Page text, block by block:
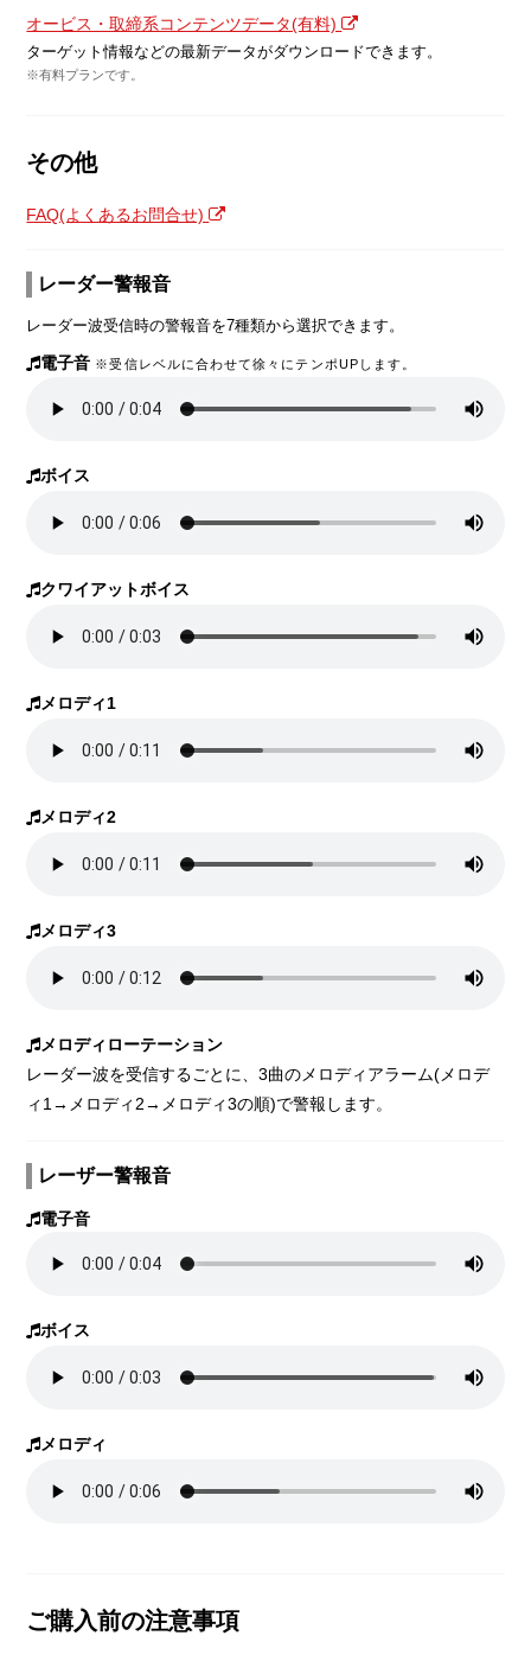
オービス・取締系コンテンツデータ(有料)
ターゲット情報などの最新データがダウンロードできます。
※有料プランです。
その他
FAQ(よくあるお問合せ)
レーダー警報音
レーダー波受信時の警報音を7種類から選択できます。
電子音 ※受信レベルに合わせて徐々にテンポUPします。
ボイス
クワイアットボイス
メロディ1
メロディ2
メロディ3
メロディローテーション
レーダー波を受信するごとに、3曲のメロディアラーム(メロデ
ィ1→メロディ2→メロディ3の順)で警報します。
レーザー警報音
電子音
ボイス
メロディ
ご購入前の注意事項